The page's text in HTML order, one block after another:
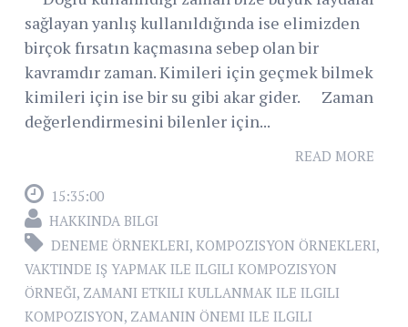
sağlayan yanlış kullanıldığında ise elimizden
birçok fırsatın kaçmasına sebep olan bir
kavramdır zaman. Kimileri için geçmek bilmek
kimileri için ise bir su gibi akar gider. Zaman
değerlendirmesini bilenler için...
READ MORE
15:35:00
HAKKINDA BILGI
DENEME ÖRNEKLERI, KOMPOZISYON ÖRNEKLERI,
VAKTINDE IŞ YAPMAK ILE ILGILI KOMPOZISYON
ÖRNEĞI, ZAMANI ETKILI KULLANMAK ILE ILGILI
KOMPOZISYON, ZAMANIN ÖNEMI ILE ILGILI